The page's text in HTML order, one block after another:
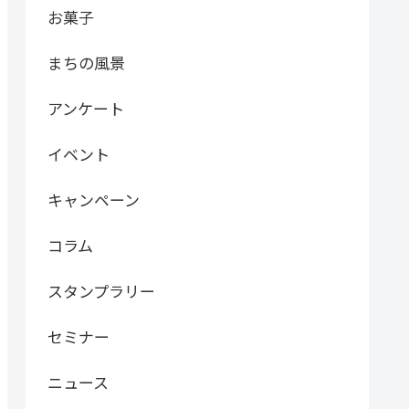
お菓子
まちの風景
アンケート
イベント
キャンペーン
コラム
スタンプラリー
セミナー
ニュース